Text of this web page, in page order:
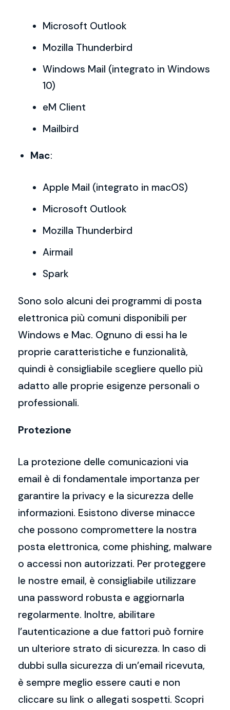
Microsoft Outlook
Mozilla Thunderbird
Windows Mail (integrato in Windows
10)
eM Client
Mailbird
Mac:
Apple Mail (integrato in macOS)
Microsoft Outlook
Mozilla Thunderbird
Airmail
Spark
Sono solo alcuni dei programmi di posta
elettronica più comuni disponibili per
Windows e Mac. Ognuno di essi ha le
proprie caratteristiche e funzionalità,
quindi è consigliabile scegliere quello più
adatto alle proprie esigenze personali o
professionali.
Protezione
La protezione delle comunicazioni via
email è di fondamentale importanza per
garantire la privacy e la sicurezza delle
informazioni. Esistono diverse minacce
che possono compromettere la nostra
posta elettronica, come phishing, malware
o accessi non autorizzati. Per proteggere
le nostre email, è consigliabile utilizzare
una password robusta e aggiornarla
regolarmente. Inoltre, abilitare
l’autenticazione a due fattori può fornire
un ulteriore strato di sicurezza. In caso di
dubbi sulla sicurezza di un’email ricevuta,
è sempre meglio essere cauti e non
cliccare su link o allegati sospetti. Scopri